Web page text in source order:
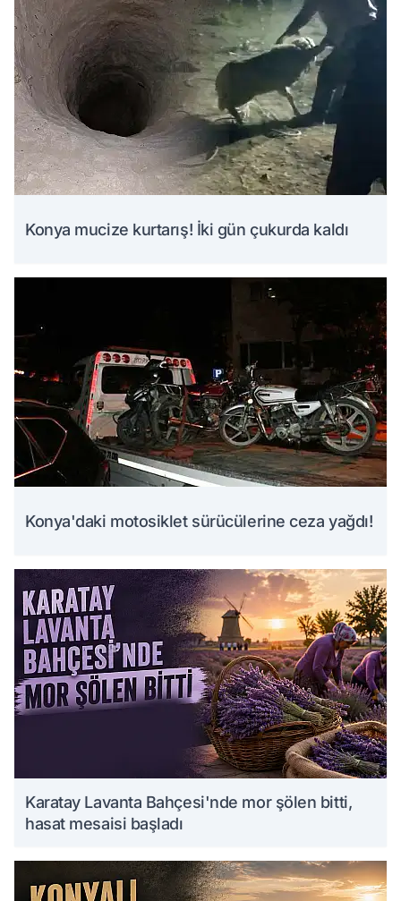
Konya mucize kurtarış! İki gün çukurda kaldı
Konya'daki motosiklet sürücülerine ceza yağdı!
Karatay Lavanta Bahçesi'nde mor şölen bitti,
hasat mesaisi başladı